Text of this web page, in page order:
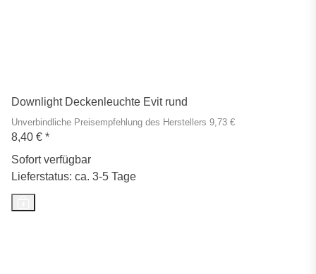
Downlight Deckenleuchte Evit rund
Unverbindliche Preisempfehlung des Herstellers 9,73 €
8,40 € *
Sofort verfügbar
Lieferstatus: ca. 3-5 Tage